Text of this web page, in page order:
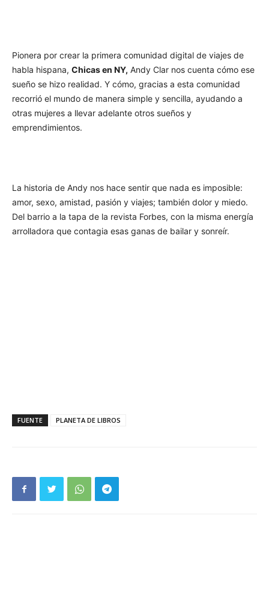
Pionera por crear la primera comunidad digital de viajes de
habla hispana, Chicas en NY, Andy Clar nos cuenta cómo ese
sueño se hizo realidad. Y cómo, gracias a esta comunidad
recorrió el mundo de manera simple y sencilla, ayudando a
otras mujeres a llevar adelante otros sueños y
emprendimientos.
La historia de Andy nos hace sentir que nada es imposible:
amor, sexo, amistad, pasión y viajes; también dolor y miedo.
Del barrio a la tapa de la revista Forbes, con la misma energía
arrolladora que contagia esas ganas de bailar y sonreír.
FUENTE PLANETA DE LIBROS